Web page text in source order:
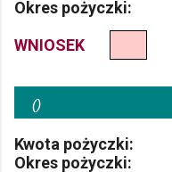
Okres pożyczki:
WNIOSEK
()
Kwota pożyczki:
Okres pożyczki: